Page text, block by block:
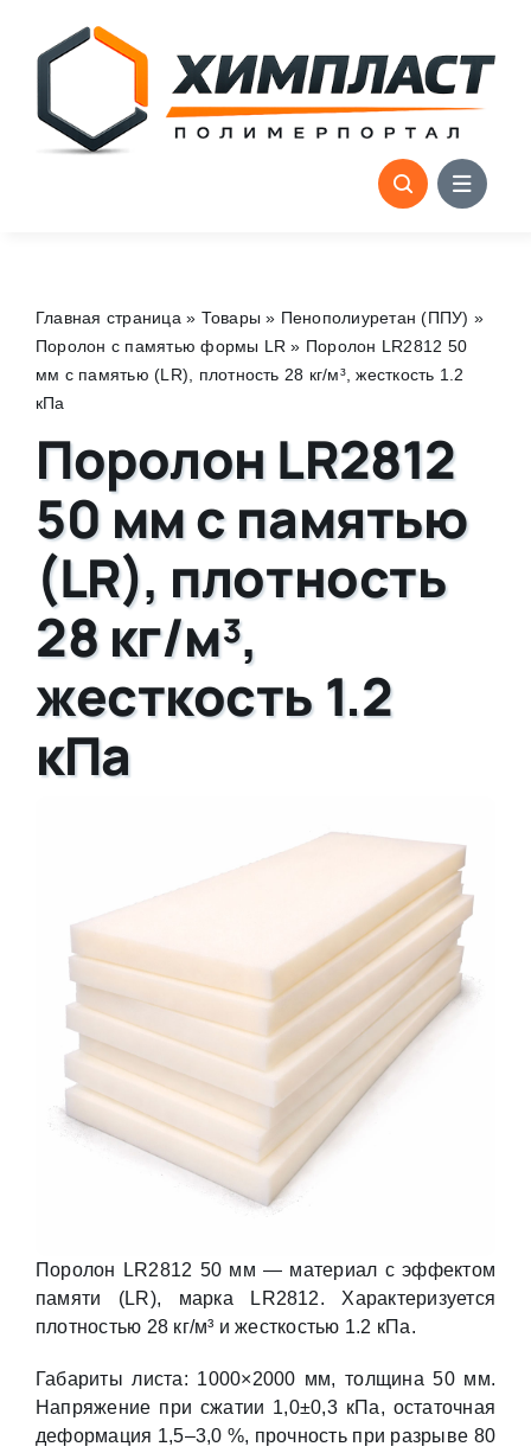
content
Главная страница » Товары » Пенополиуретан (ППУ) »
Поролон с памятью формы LR » Поролон LR2812 50
мм с памятью (LR), плотность 28 кг/м³, жесткость 1.2
кПа
Поролон LR2812
50 мм с памятью
(LR), плотность
28 кг/м³,
жесткость 1.2
кПа
Поролон LR2812 50 мм — материал с эффектом
памяти (LR), марка LR2812. Характеризуется
плотностью 28 кг/м³ и жесткостью 1.2 кПа.
Габариты листа: 1000×2000 мм, толщина 50 мм.
Напряжение при сжатии 1,0±0,3 кПа, остаточная
деформация 1,5–3,0 %, прочность при разрыве 80